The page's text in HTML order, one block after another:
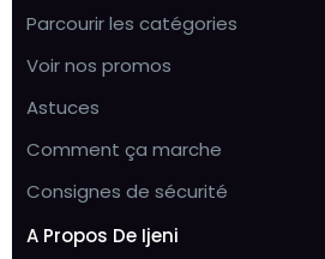
Parcourir les catégories
Voir nos promos
Astuces
Comment ça marche
Consignes de sécurité
A Propos De Ijeni